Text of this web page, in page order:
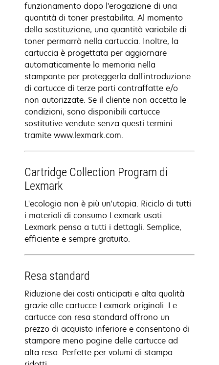
funzionamento dopo l'erogazione di una
quantità di toner prestabilita. Al momento
della sostituzione, una quantità variabile di
toner permarrà nella cartuccia. Inoltre, la
cartuccia è progettata per aggiornare
automaticamente la memoria nella
stampante per proteggerla dall'introduzione
di cartucce di terze parti contraffatte e/o
non autorizzate. Se il cliente non accetta le
condizioni, sono disponibili cartucce
sostitutive vendute senza questi termini
tramite www.lexmark.com.
Cartridge Collection Program di
Lexmark
L'ecologia non è più un'utopia. Riciclo di tutti
i materiali di consumo Lexmark usati.
Lexmark pensa a tutti i dettagli. Semplice,
efficiente e sempre gratuito.
Resa standard
Riduzione dei costi anticipati e alta qualità
grazie alle cartucce Lexmark originali. Le
cartucce con resa standard offrono un
prezzo di acquisto inferiore e consentono di
stampare meno pagine delle cartucce ad
alta resa. Perfette per volumi di stampa